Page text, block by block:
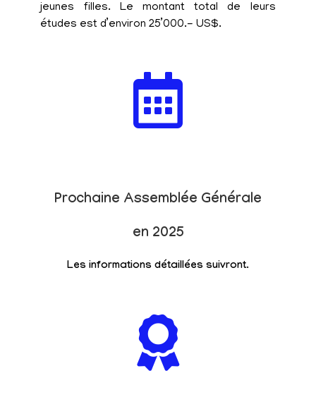
jeunes filles. Le montant total de leurs
études est d’environ 25’000.- US$.
Prochaine Assemblée Générale
en 2025
Les informations détaillées suivront.